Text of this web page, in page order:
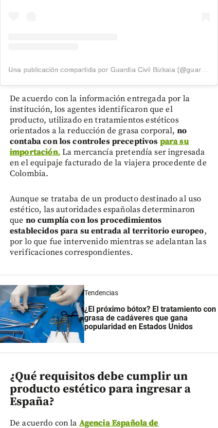
Una publicación compartida por Guardia Civil Bizkaia (@guardiacivilbizkaia)
De acuerdo con la información entregada por la
institución, los agentes identificaron que el
producto, utilizado en tratamientos estéticos
orientados a la reducción de grasa corporal, no
contaba con los controles preceptivos para su
importación. La mercancía pretendía ser ingresada
en el equipaje facturado de la viajera procedente de
Colombia.
Aunque se trataba de un producto destinado al uso
estético, las autoridades españolas determinaron
que no cumplía con los procedimientos
establecidos para su entrada al territorio europeo,
por lo que fue intervenido mientras se adelantan las
verificaciones correspondientes.
Tendencias
¿El próximo bótox? El tratamiento con
grasa de cadáveres que gana
popularidad en Estados Unidos
¿Qué requisitos debe cumplir un
producto estético para ingresar a
España?
De acuerdo con la Agencia Española de